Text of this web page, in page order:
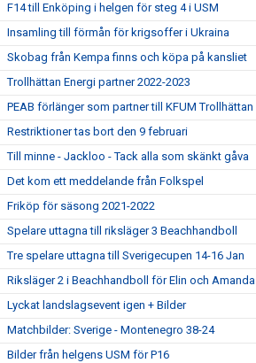
F14 till Enköping i helgen för steg 4 i USM
Insamling till förmån för krigsoffer i Ukraina
Skobag från Kempa finns och köpa på kansliet
Trollhättan Energi partner 2022-2023
PEAB förlänger som partner till KFUM Trollhättan
Restriktioner tas bort den 9 februari
Till minne - Jackloo - Tack alla som skänkt gåva
Det kom ett meddelande från Folkspel
Friköp för säsong 2021-2022
Spelare uttagna till riksläger 3 Beachhandboll
Tre spelare uttagna till Sverigecupen 14-16 Jan
Riksläger 2 i Beachhandboll för Elin och Amanda
Lyckat landslagsevent igen + Bilder
Matchbilder: Sverige - Montenegro 38-24
Bilder från helgens USM för P16